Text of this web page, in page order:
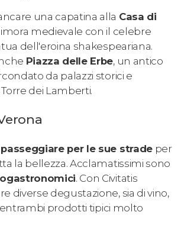
una capatina alla Casa di
medievale con il celebre
dell'eroina shakespeariana.
Piazza delle Erbe, un antico
da palazzi storici e
dei Lamberti.
passeggiare per le sue stradeper
la bellezza. Acclamatissimi sono
. Con Civitatis
diverse degustazione, sia di vino,
prodotti tipici molto